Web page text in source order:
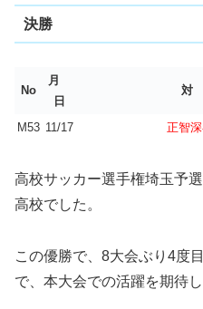
決勝
No
月
日
対
M53 11/17 正智
高校サッカー選手権埼玉予
高校でした。
この優勝で、8大会ぶり4度
で、本大会での活躍を期待し